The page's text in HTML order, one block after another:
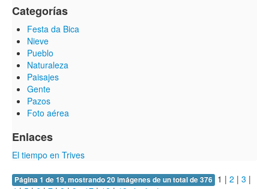
Categorías
Festa da Bica
Nieve
Pueblo
Naturaleza
Paisajes
Gente
Pazos
Foto aérea
Enlaces
El tiempo en Trives
Página 1 de 19, mostrando 20 imágenes de un total de 376 1 | 2 | 3 |